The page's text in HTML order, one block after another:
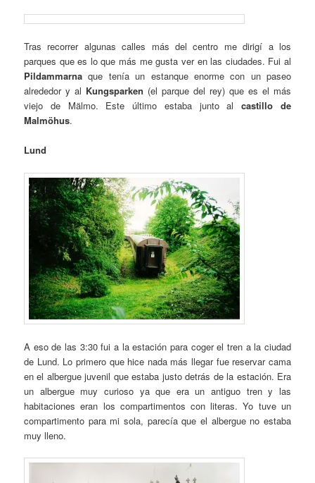
Tras recorrer algunas calles más del centro me dirigí a los
parques que es lo que más me gusta ver en las ciudades. Fui al
Pildammarna que tenía un estanque enorme con un paseo
alrededor y al Kungsparken (el parque del rey) que es el más
viejo de Mälmo. Este último estaba junto alcastillo de
Malmöhus.
Lund
A eso de las 3:30 fui a la estación para coger el tren a la ciudad
de Lund. Lo primero que hice nada más llegar fue reservar cama
en el albergue juvenil que estaba justo detrás de la estación. Era
un albergue muy curioso ya que era un antiguo tren y las
habitaciones eran los compartimentos con literas. Yo tuve un
compartimento para mi sola, parecía que el albergue no estaba
muy lleno.